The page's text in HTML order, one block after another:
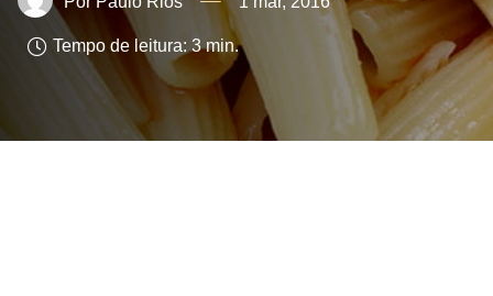
Tempo de leitura: 3 min.